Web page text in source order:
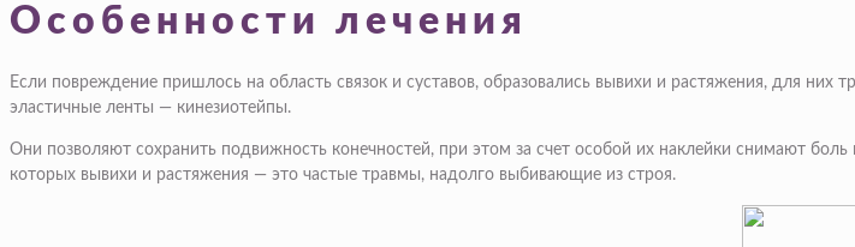
Особенности лечения
Если повреждение пришлось на область связок и суставов, образовались вывихи и растяжения, для
эластичные ленты — кинезиотейпы.
Они позволяют сохранить подвижность конечностей, при этом за счет особой их наклейки снимают
которых вывихи и растяжения — это частые травмы, надолго выбивающие из строя.